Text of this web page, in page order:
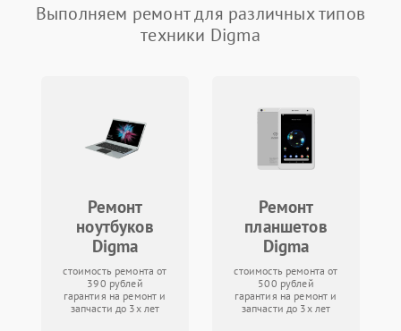
Выполняем ремонт для различных типов
техники Digma
Ремонт
ноутбуков
Digma
стоимость ремонта от
390 рублей
гарантия на ремонт и
запчасти до 3х лет
Ремонт
планшетов
Digma
стоимость ремонта от
500 рублей
гарантия на ремонт и
запчасти до 3х лет